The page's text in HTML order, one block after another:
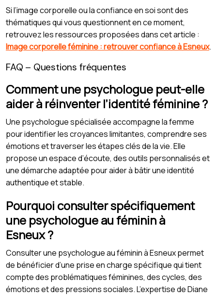
Si l’image corporelle ou la confiance en soi sont des
thématiques qui vous questionnent en ce moment,
retrouvez les ressources proposées dans cet article :
Image corporelle féminine : retrouver confiance à Esneux.
FAQ – Questions fréquentes
Comment une psychologue peut-elle
aider à réinventer l’identité féminine ?
Une psychologue spécialisée accompagne la femme
pour identifier les croyances limitantes, comprendre ses
émotions et traverser les étapes clés de la vie. Elle
propose un espace d’écoute, des outils personnalisés et
une démarche adaptée pour aider à bâtir une identité
authentique et stable.
Pourquoi consulter spécifiquement
une psychologue au féminin à
Esneux ?
Consulter une psychologue au féminin à Esneux permet
de bénéficier d’une prise en charge spécifique qui tient
compte des problématiques féminines, des cycles, des
émotions et des pressions sociales. L’expertise de Diane